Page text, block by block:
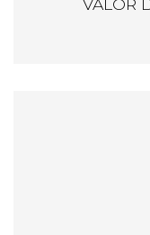
VALOR